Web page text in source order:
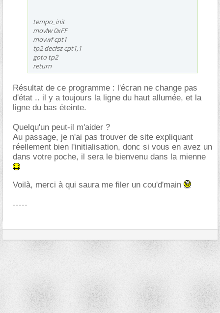
tempo_init
movlw 0xFF
movwf cpt1
tp2 decfsz cpt1,1
goto tp2
return
Résultat de ce programme : l'écran ne change pas
d'état .. il y a toujours la ligne du haut allumée, et la
ligne du bas éteinte.
Quelqu'un peut-il m'aider ?
Au passage, je n'ai pas trouver de site expliquant
réellement bien l'initialisation, donc si vous en avez un
dans votre poche, il sera le bienvenu dans la mienne
Voilà, merci à qui saura me filer un cou'd'main
-----